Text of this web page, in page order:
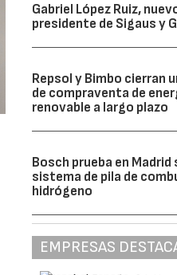
Gabriel López Ruiz,
presidente de Sigaus y
Repsol y Bimbo cierran
de compraventa de
renovable a largo plazo
Bosch prueba en Madrid
sistema de pila de
hidrógeno
EMPRESAS